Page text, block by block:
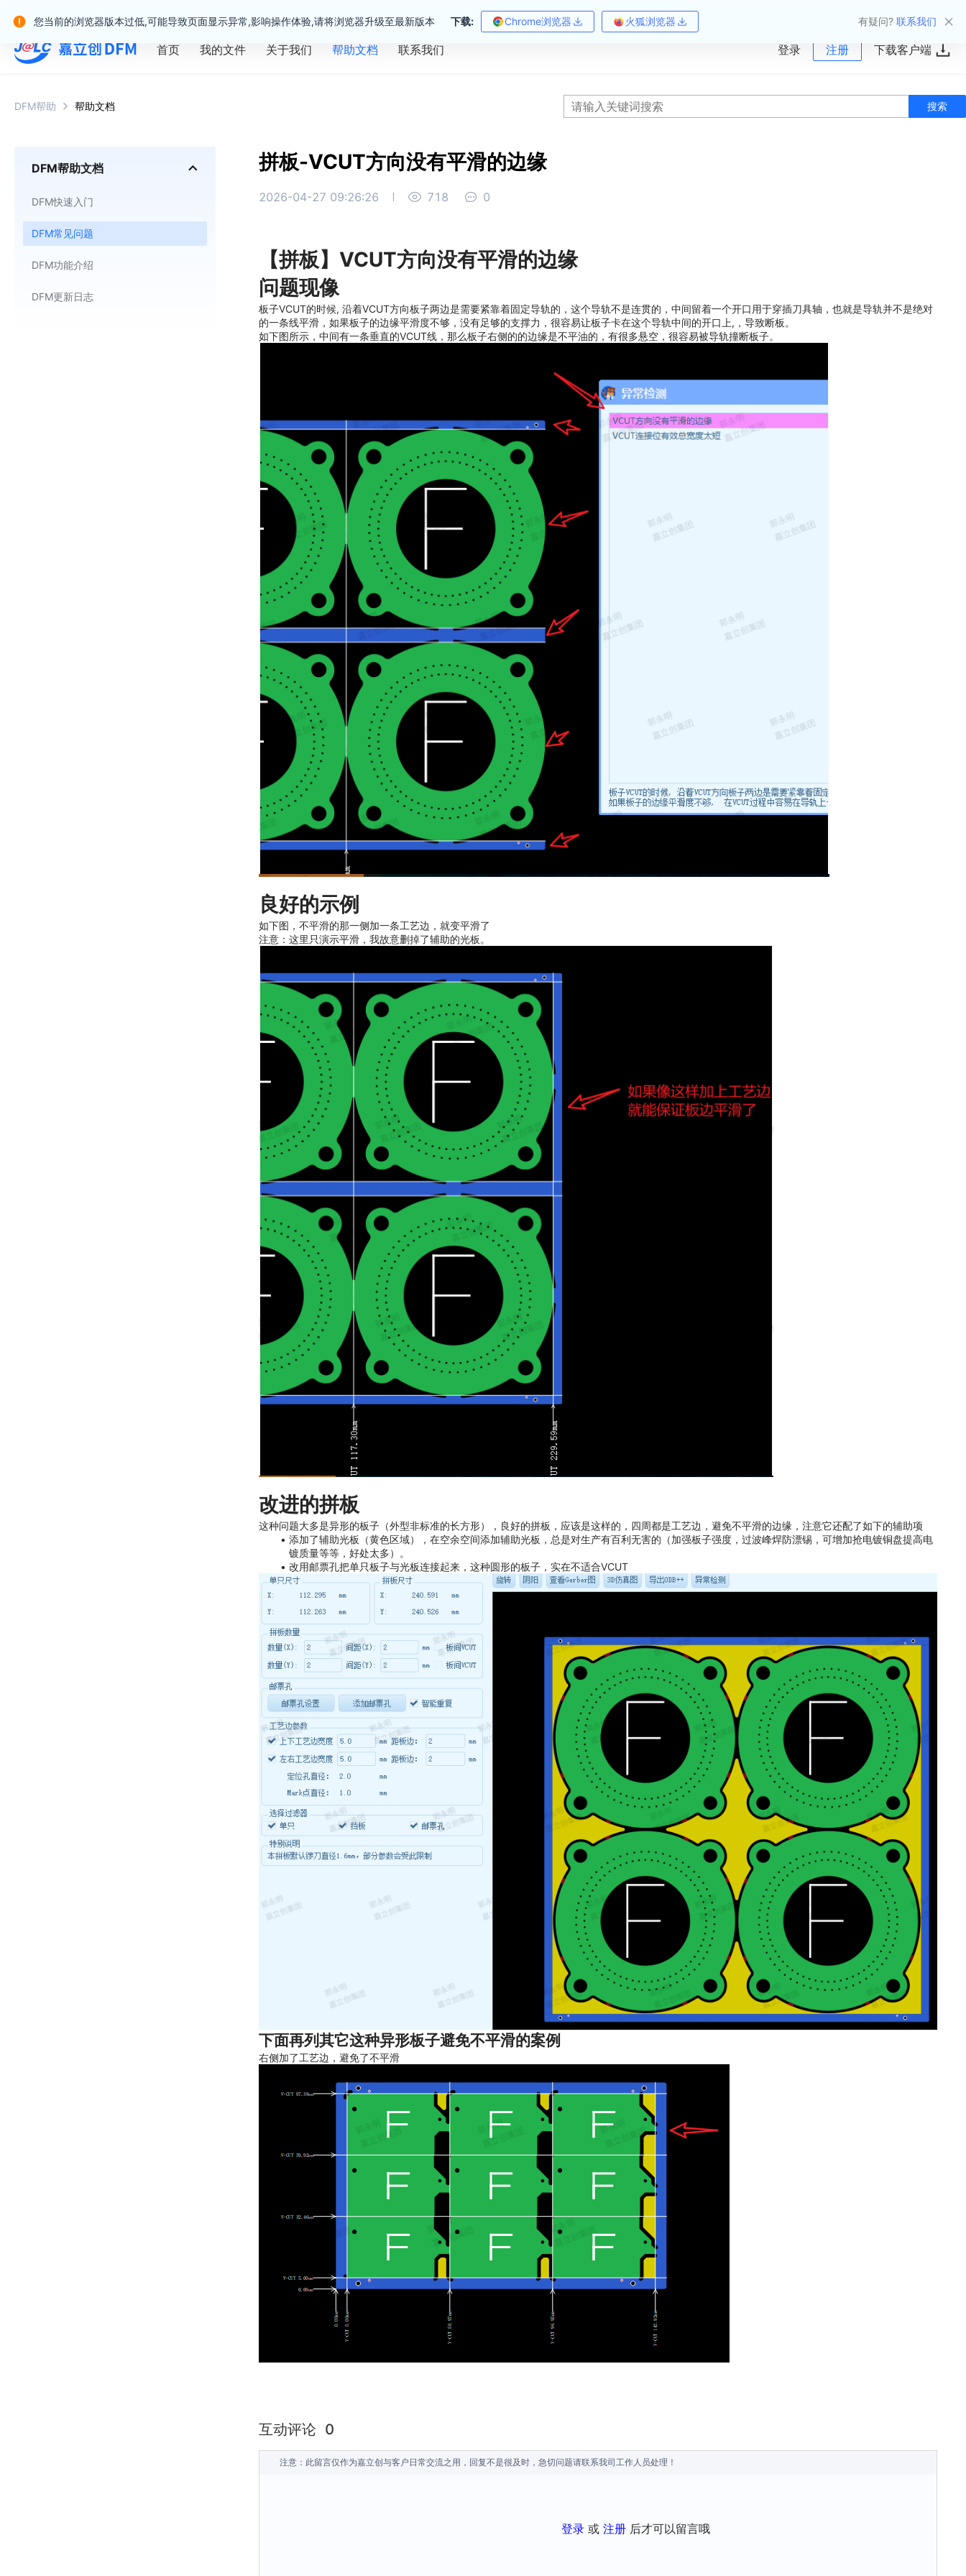
您当前的浏览器版本过低,可能导致页面显示异常,影响操作体验,请将浏览器升级至最新版本 下载: Chrome浏览器 火狐浏览器 有疑问? 联系我们
嘉立创产业服务站群
首页 我的文件 关于我们 帮助文档 联系我们 登录 注册 下载客户端
DFM帮助 帮助文档 搜索
DFM帮助文档
DFM快速入门
DFM常见问题
DFM功能介绍
DFM更新日志
拼板-VCUT方向没有平滑的边缘
2026-04-27 09:26:26 718 0
【拼板】VCUT方向没有平滑的边缘
问题现像
板子VCUT的时候, 沿着VCUT方向板子两边是需要紧靠着固定导轨的，这个导轨不是连贯的，中间留着一个开口用于穿插刀具轴，也就是导轨并不是绝对
的一条线平滑，如果板子的边缘平滑度不够，没有足够的支撑力，很容易让板子卡在这个导轨中间的开口上,，导致断板。
如下图所示，中间有一条垂直的VCUT线，那么板子右侧的的边缘是不平油的，有很多悬空，很容易被导轨撞断板子。
良好的示例
如下图，不平滑的那一侧加一条工艺边，就变平滑了
注意：这里只演示平滑，我故意删掉了辅助的光板。
改进的拼板
这种问题大多是异形的板子（外型非标准的长方形），良好的拼板，应该是这样的，四周都是工艺边，避免不平滑的边缘，注意它还配了如下的辅助项
添加了辅助光板（黄色区域），在空余空间添加辅助光板，总是对生产有百利无害的（加强板子强度，过波峰焊防漂锡，可增加抢电镀铜盘提高电
镀质量等等，好处太多）。
改用邮票孔把单只板子与光板连接起来，这种圆形的板子，实在不适合VCUT
下面再列其它这种异形板子避免不平滑的案例
右侧加了工艺边，避免了不平滑
互动评论 0
注意：此留言仅作为嘉立创与客户日常交流之用，回复不是很及时，急切问题请联系我司工作人员处理！
登录 或 注册 后才可以留言哦